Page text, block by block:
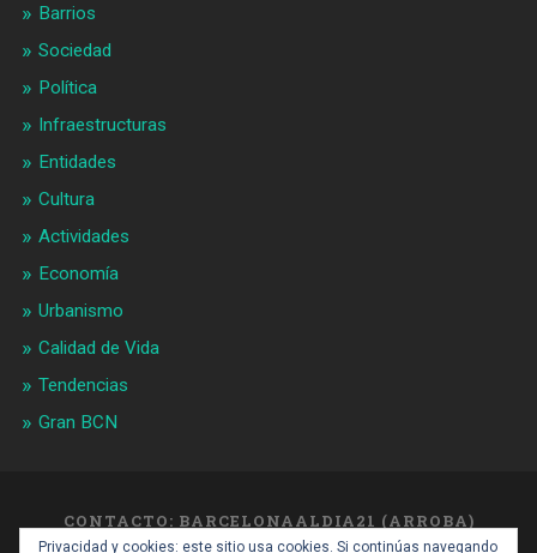
Barrios
Sociedad
Política
Infraestructuras
Entidades
Cultura
Actividades
Economía
Urbanismo
Calidad de Vida
Tendencias
Gran BCN
CONTACTO: BARCELONAALDIA21 (ARROBA)
GMAIL.COM
Privacidad y cookies: este sitio usa cookies. Si continúas navegando